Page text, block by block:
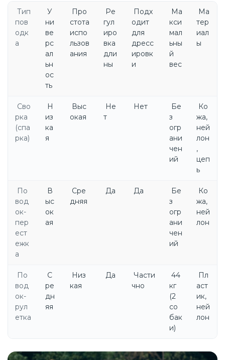
Тип
пов
одк
а
У
ни
ве
рс
ал
ьн
ос
ть
Про
стота
испо
льзов
ания
Ре
гул
иро
вка
дли
ны
Подх
одит
для
дресс
ировк
и
Ма
кси
мал
ьны
й
вес
Ма
тер
иал
ы
Сво
рка
(спа
рка)
Н
из
ка
я
Выс
окая
Не
т
Нет
Бе
з
огр
ани
чен
ий
Ко
жа,
ней
лон
,
цеп
ь
По
вод
ок-
пер
ест
ежк
а
В
ыс
ок
ая
Сре
дняя
Да Да
Бе
з
огр
ани
чен
ий
Ко
жа,
ней
лон
По
вод
ок-
рул
етка
С
ре
дн
яя
Низ
кая
Да
Части
чно
44
кг
(2
со
бак
и)
Пл
аст
ик,
ней
лон